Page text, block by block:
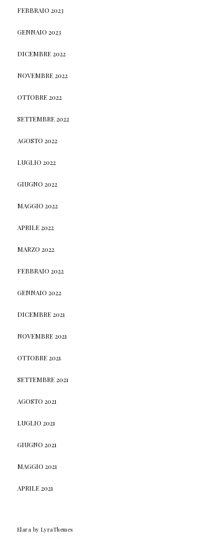
FEBBRAIO 2023
GENNAIO 2023
DICEMBRE 2022
NOVEMBRE 2022
OTTOBRE 2022
SETTEMBRE 2022
AGOSTO 2022
LUGLIO 2022
GIUGNO 2022
MAGGIO 2022
APRILE 2022
MARZO 2022
FEBBRAIO 2022
GENNAIO 2022
DICEMBRE 2021
NOVEMBRE 2021
OTTOBRE 2021
SETTEMBRE 2021
AGOSTO 2021
LUGLIO 2021
GIUGNO 2021
MAGGIO 2021
APRILE 2021
Elara by LyraThemes